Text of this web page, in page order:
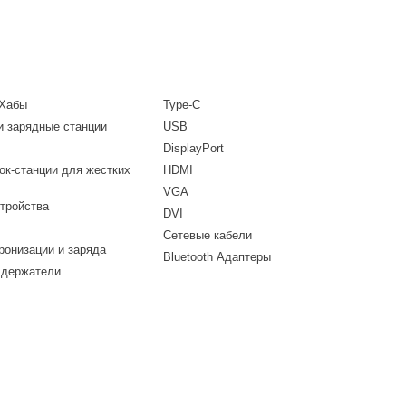
зарядные станции
станции для жестких
и заряда
Type-C
USB
DisplayPort
HDMI
VGA
DVI
Сетевые кабели
Bluetooth Адаптеры